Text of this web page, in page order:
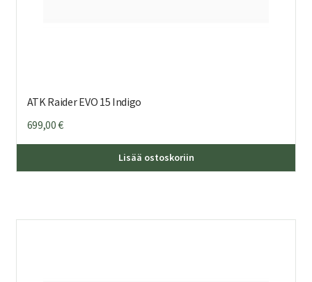
ATK Raider EVO 15 Indigo
699,00€
Lisää ostoskoriin